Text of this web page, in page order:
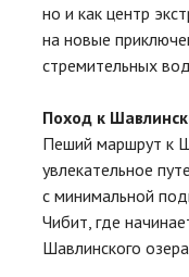
но и как центр
на новые
стремительных
Поход к
Пеший маршрут к
увлекательное
с минимальной
Чибит, где
Шавлинского